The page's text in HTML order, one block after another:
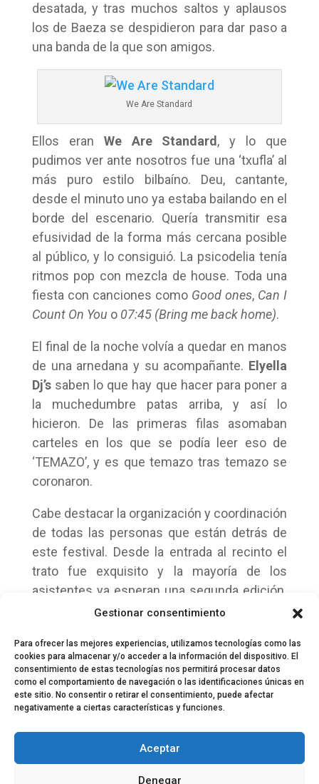
Gestionar consentimiento
Para ofrecer las mejores experiencias, utilizamos tecnologías como las
cookies para almacenar y/o acceder a la información del dispositivo. El
consentimiento de estas tecnologías nos permitirá procesar datos
como el comportamiento de navegación o las identificaciones únicas en
este sitio. No consentir o retirar el consentimiento, puede afectar
negativamente a ciertas características y funciones.
Aceptar
Denegar
desatada, y tras muchos saltos y aplausos
los de Baeza se despidieron para dar paso a
una banda de la que son amigos.
We Are Standard
Ellos eran We Are Standard , y lo que
pudimos ver ante nosotros fue una ‘txufla’ al
más puro estilo bilbaíno. Deu, cantante,
desde el minuto uno ya estaba bailando en el
borde del escenario. Quería transmitir esa
efusividad de la forma más cercana posible
al público, y lo consiguió. La psicodelia tenía
ritmos pop con mezcla de house. Toda una
fiesta con canciones como Good ones, Can I
Count On You o 07:45 (Bring me back home).
El final de la noche volvía a quedar en manos
de una arnedana y su acompañante. Elyella
Dj’ssaben lo que hay que hacer para poner a
la muchedumbre patas arriba, y así lo
hicieron. De las primeras filas asomaban
carteles en los que se podía leer eso de
‘TEMAZO’, y es que temazo tras temazo se
coronaron.
Cabe destacar la organización y coordinación
de todas las personas que están detrás de
este festival. Desde la entrada al recinto el
trato fue exquisito y la mayoría de los
asistentes ya esperan una segunda edición.
Cuando algo se hace con mimo se nota.
Equipo EPDLT Contacto